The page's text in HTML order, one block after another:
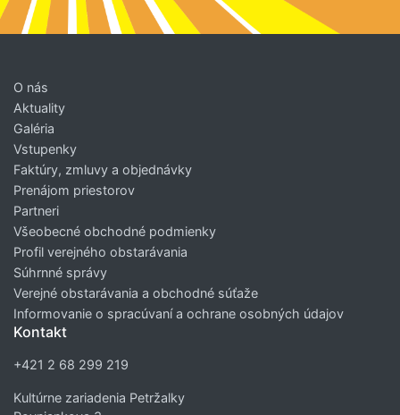
O nás
Aktuality
Galéria
Vstupenky
Faktúry, zmluvy a objednávky
Prenájom priestorov
Partneri
Všeobecné obchodné podmienky
Profil verejného obstarávania
Súhrnné správy
Verejné obstarávania a obchodné súťaže
Informovanie o spracúvaní a ochrane osobných údajov
Kontakt
+421 2 68 299 219
Kultúrne zariadenia Petržalky